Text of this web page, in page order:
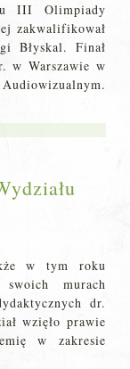
III Olimpiady
zakwalifikował
Błyskal. Finał
w Warszawie w
w tym roku
murach
dr.
wzięło prawie
w zakresie